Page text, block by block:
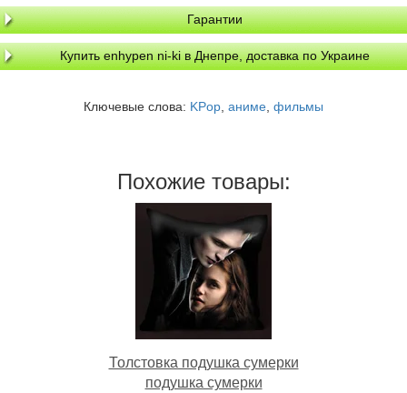
Гарантии
Купить enhypen ni-ki в Днепре, доставка по Украине
Ключевые слова: KPop аниме фильмы
Похожие товары:
Толстовка подушка сумерки
подушка сумерки